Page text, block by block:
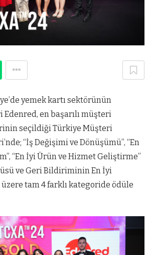
yemek kartı sektörünün
en başarılı müşteri
seçildiği Türkiye Müşteri
“İş Değişimi ve Dönüşümü”, “En
“En İyi Ürün ve Hizmet Geliştirme”
ve Geri Bildiriminin En İyi
üzere tam 4 farklı kategoride ödüle